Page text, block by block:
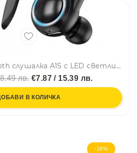
Безжична Bluetooth слушалка А1S с LED светлинки, за дясно ухо
лв.€7.87 / 15.39 лв.
В КОЛИЧКА
-18%